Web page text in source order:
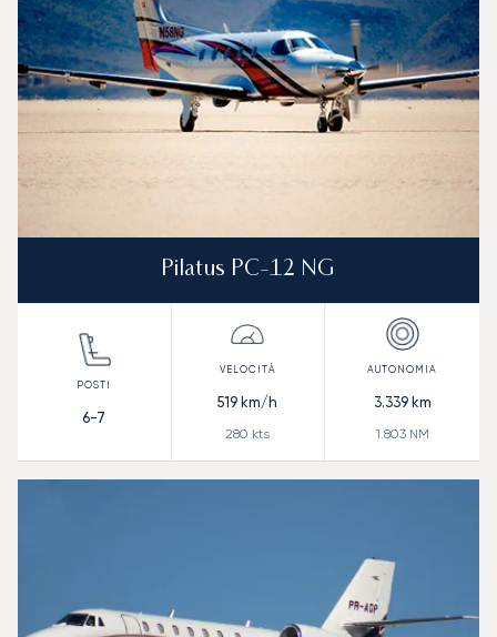
Pilatus PC-12 NG
6-7
519 km/h
280 kts
3.339km
1.803NM